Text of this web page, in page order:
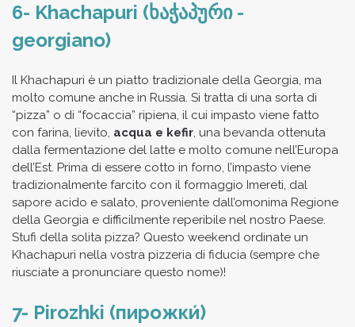
6- Khachapuri (ხაჭაპური -
georgiano)
Il Khachapuri è un piatto tradizionale della Georgia, ma
molto comune anche in Russia. Si tratta di una sorta di
“pizza” o di “focaccia” ripiena, il cui impasto viene fatto
con farina, lievito, acqua e kefir, una bevanda ottenuta
dalla fermentazione del latte e molto comune nell’Europa
dell’Est. Prima di essere cotto in forno, l’impasto viene
tradizionalmente farcito con il formaggio Imereti, dal
sapore acido e salato, proveniente dall’omonima Regione
della Georgia e difficilmente reperibile nel nostro Paese.
Stufi della solita pizza? Questo weekend ordinate un
Khachapuri nella vostra pizzeria di fiducia (sempre che
riusciate a pronunciare questo nome)!
7- Pirozhki (пирожки́)